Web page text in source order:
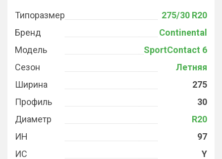
Типоразмер
275/30 R20
Бренд
Continental
Модель
SportContact 6
Сезон
Летняя
Ширина
275
Профиль
30
Диаметр
R20
ИН
97
ИС
Y